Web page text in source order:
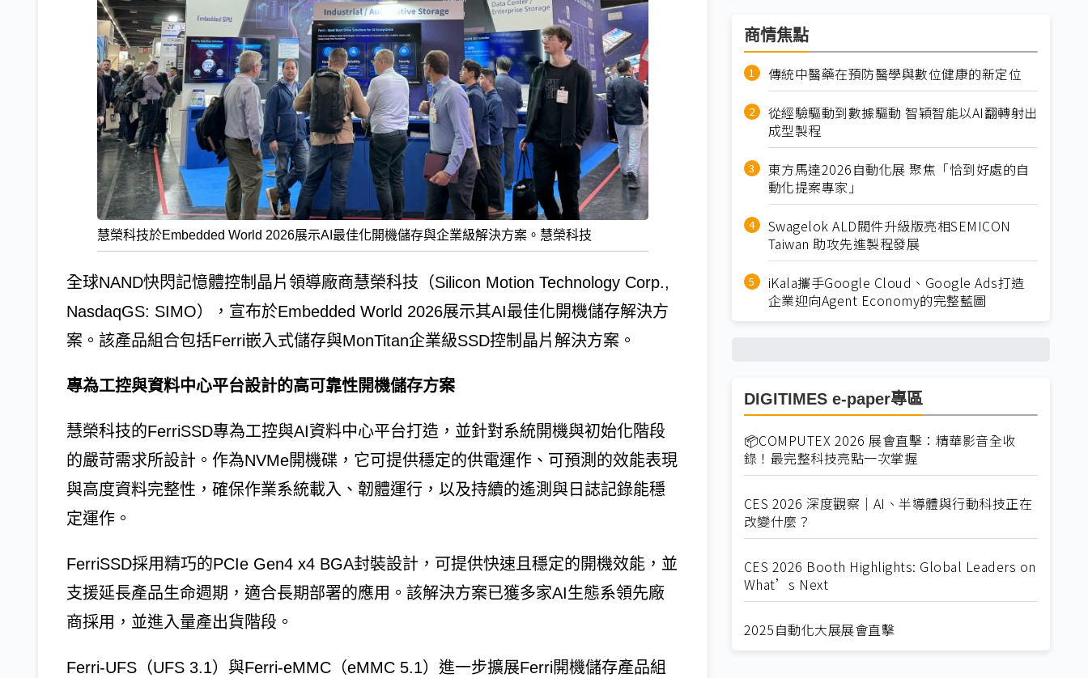
慧榮科技於Embedded World 2026展示AI最佳化開機儲存與企業級解決方案。慧榮科技
全球NAND快閃記憶體控制晶片領導廠商慧榮科技（Silicon Motion Technology Corp.,
NasdaqGS: SIMO），宣布於Embedded World 2026展示其AI最佳化開機儲存解決方
案。該產品組合包括Ferri嵌入式儲存與MonTitan企業級SSD控制晶片解決方案。
專為工控與資料中心平台設計的高可靠性開機儲存方案
慧榮科技的FerriSSD專為工控與AI資料中心平台打造，並針對系統開機與初始化階段
的嚴苛需求所設計。作為NVMe開機碟，它可提供穩定的供電運作、可預測的效能表現
與高度資料完整性，確保作業系統載入、韌體運行，以及持續的遙測與日誌記錄能穩
定運作。
FerriSSD採用精巧的PCIe Gen4 x4 BGA封裝設計，可提供快速且穩定的開機效能，並
支援延長產品生命週期，適合長期部署的應用。該解決方案已獲多家AI生態系領先廠
商採用，並進入量產出貨階段。
Ferri-UFS（UFS 3.1）與Ferri-eMMC（eMMC 5.1）進一步擴展Ferri開機儲存產品組
商情焦點
傳統中醫藥在預防醫學與數位健康的新定位
從經驗驅動到數據驅動 智穎智能以AI翻轉射出
成型製程
東方馬達2026自動化展 聚焦「恰到好處的自
動化提案專家」
Swagelok ALD閥件升級版亮相SEMICON
Taiwan 助攻先進製程發展
iKala攜手Google Cloud、Google Ads打造
企業迎向Agent Economy的完整藍圖
DIGITIMES e-paper專區
📦COMPUTEX 2026 展會直擊：精華影音全收
錄！最完整科技亮點一次掌握
CES 2026 深度觀察｜AI、半導體與行動科技正在
改變什麼？
CES 2026 Booth Highlights: Global Leaders on
What’s Next
2025自動化大展展會直擊